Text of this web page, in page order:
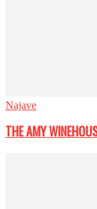
Najave
THE AMY